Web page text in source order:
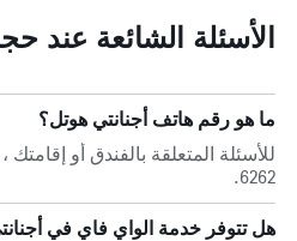
الأسئلة الشائعة عند
ما هو رقم هاتف أجنانتي هوتل؟
6262.
هل تتوفر خدمة الواي فاي في